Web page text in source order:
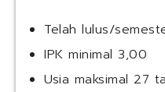
Telah lulus/
IPK minimal 3,00
Usia maksimal 27